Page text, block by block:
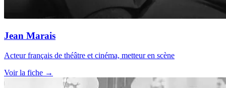
Jean Marais
Acteur français de théâtre et cinéma, metteur en scène
Voir la fiche →